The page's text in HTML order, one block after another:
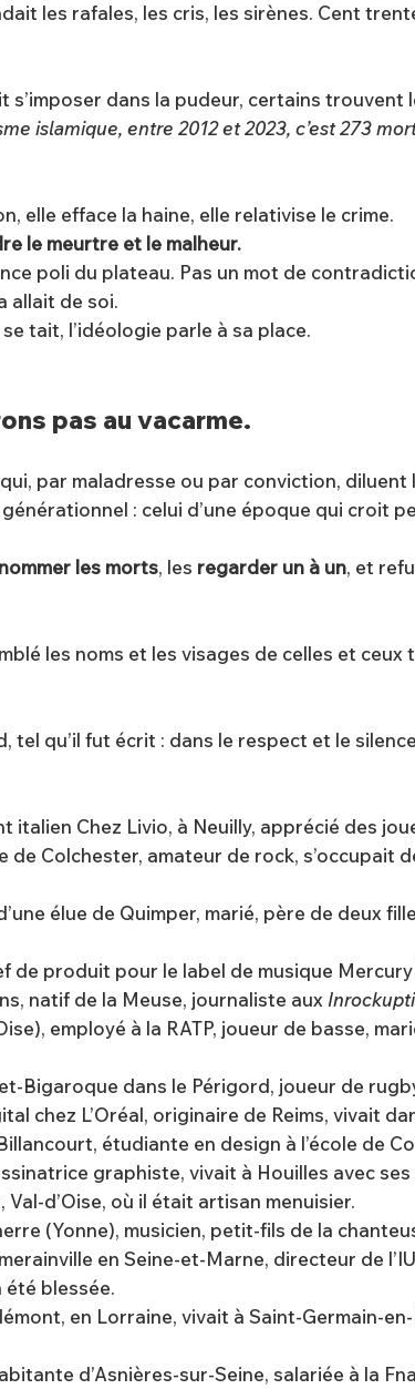
les rafales, les cris, les sirènes. Cent
dans la pudeur, certains trouvent
islamique, entre 2012 et 2023, c’est 273
elle efface la haine, elle relativise le crime.
le meurtre et le malheur.
poli du plateau. Pas un mot de
allait de soi.
tait, l’idéologie parle à sa place.
pas au vacarme.
par maladresse ou par conviction,
générationnel : celui d’une époque qui
nommer les morts, les regarder un à un, et
les noms et les visages de celles et
tel qu’il fut écrit : dans le respect et le
italien Chez Livio, à Neuilly, apprécié des
de Colchester, amateur de rock, s’occupait
élue de Quimper, marié, père de deux
de produit pour le label de musique
natif de la Meuse, journaliste aux
employé à la RATP, joueur de basse,
Bigaroque dans le Périgord, joueur de
chez L’Oréal, originaire de Reims, vivait
étudiante en design à l’école de
graphiste, vivait à Houilles avec
d’Oise, où il était artisan menuisier.
(Yonne), musicien, petit-fils de la
en Seine-et-Marne, directeur de
blessée.
en Lorraine, vivait à Saint-Germain-
d’Asnières-sur-Seine, salariée à la